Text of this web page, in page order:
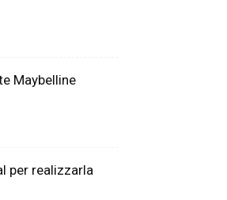
Maybelline
per realizzarla